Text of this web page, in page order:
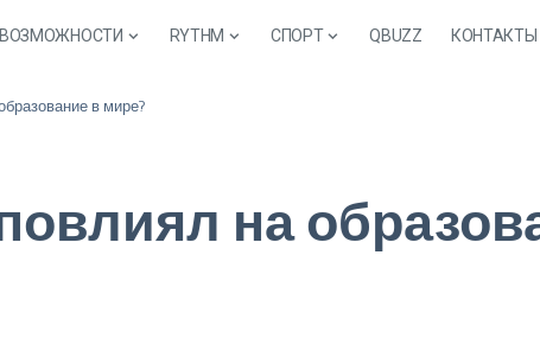
ВОЗМОЖНОСТИ RYTHM СПОРТ QBUZZ КОНТАКТЫ
в мире?
на